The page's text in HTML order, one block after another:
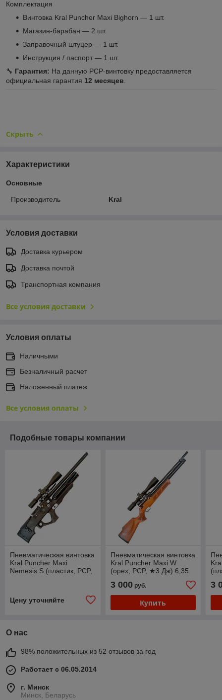
Комплектация
Винтовка Kral Puncher Maxi Bighorn — 1 шт.
Магазин-барабан — 2 шт.
Заправочный штуцер — 1 шт.
Инструкция / паспорт — 1 шт.
🔧 Гарантия: На данную PCP-винтовку предоставляется
официальная гарантия 12 месяцев
Скрыть
Характеристики
Основные
Производитель Kral
Условия доставки
Доставка курьером
Доставка почтой
Транспортная компания
Все условия доставки
Условия оплаты
Наличными
Безналичный расчет
Наложенный платеж
Все условия оплаты
Подобные товары компании
Пневматическая винтовка
Kral Puncher Maxi
Nemesis S (пластик, PCP,
Цену уточняйте
Пневматическая винтовка
Kral Puncher Maxi W
(орех, PCP, ★3 Дж) 6,35
3 000руб.
Купить
3
О нас
98% положительных из 52 отзывов за год
Работает с 06.05.2014
г. Минск
Минск, Беларусь